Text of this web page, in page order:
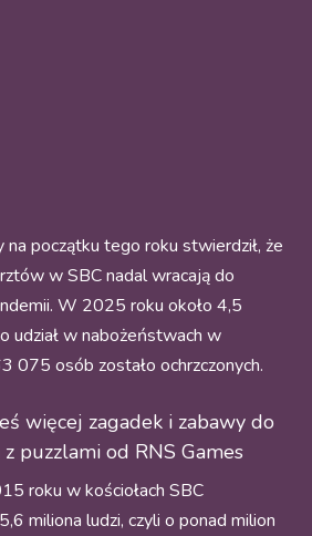
początku tego roku stwierdził, że
w SBC nadal wracają do
W 2025 roku około 4,5
udział w nabożeństwach w
075 osób zostało ochrzczonych.
więcej zagadek i zabawy do
puzzlami od RNS Games
roku w kościołach SBC
miliona ludzi, czyli o ponad milion